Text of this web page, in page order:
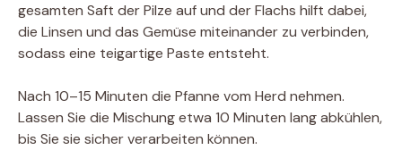
gesamten Saft der Pilze auf und der Flachs hilft dabei,
die Linsen und das Gemüse miteinander zu verbinden,
sodass eine teigartige Paste entsteht.
Nach 10–15 Minuten die Pfanne vom Herd nehmen.
Lassen Sie die Mischung etwa 10 Minuten lang abkühlen,
bis Sie sie sicher verarbeiten können.